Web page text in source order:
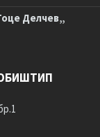
Делчев„